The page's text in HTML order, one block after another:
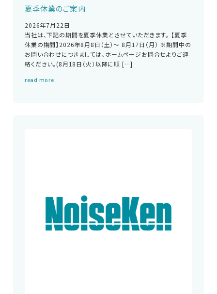
夏季休業のご案内
2026年7月22日
当社は、下記の期間を夏季休業とさせていただきます。 【夏季
休業の期間】2026年8月8日（土）～ 8月17日（月） ※期間中の
お問い合わせにつきましては、ホームページお問合せよりご連
絡ください。(8月18日（火）以降に順 […]
read more